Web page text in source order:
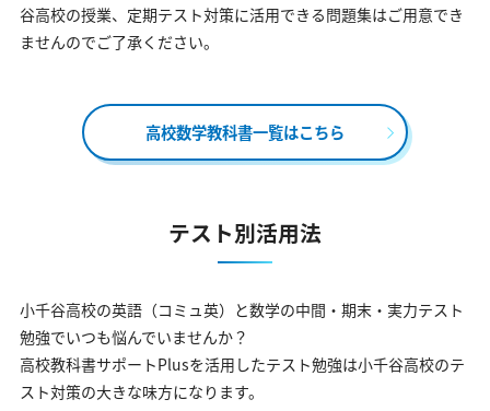
谷高校の授業、定期テスト対策に活用できる問題集はご用意でき
ませんのでご了承ください。
高校数学教科書一覧はこちら
テスト別活用法
小千谷高校の英語（コミュ英）と数学の中間・期末・実力テスト
勉強でいつも悩んでいませんか？
高校教科書サポートPlusを活用したテスト勉強は小千谷高校のテ
スト対策の大きな味方になります。